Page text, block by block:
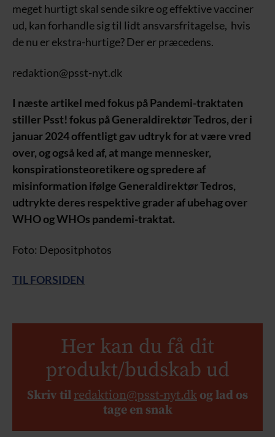
meget hurtigt skal sende sikre og effektive vacciner
ud, kan forhandle sig til lidt ansvarsfritagelse, hvis
de nu er ekstra-hurtige? Der er præcedens.
redaktion@psst-nyt.dk
I næste artikel med fokus på Pandemi-traktaten
stiller Psst! fokus på Generaldirektør Tedros, der i
januar 2024 offentligt gav udtryk for at være vred
over, og også ked af, at mange mennesker,
konspirationsteoretikere og spredere af
misinformation ifølge Generaldirektør Tedros,
udtrykte deres respektive grader af ubehag over
WHO og WHOs pandemi-traktat.
Foto: Depositphotos
TIL FORSIDEN
Her kan du få dit
produkt/budskab ud
Skriv tilredaktion@psst-nyt.dk og lad os
tage en snak